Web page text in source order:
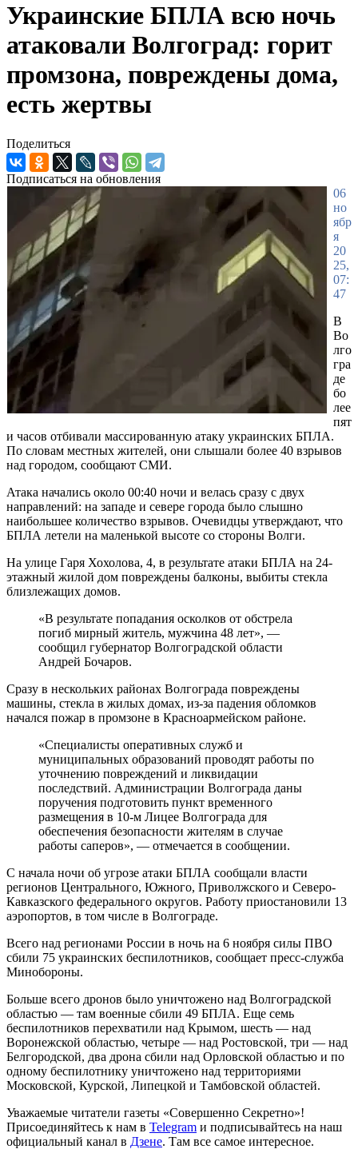
Украинские БПЛА всю ночь
атаковали Волгоград: горит
промзона, повреждены дома,
есть жертвы
Поделиться
Подписаться на обновления
06
но
ябр
я
20
25,
07:
47
В
Во
лго
гра
де
бо
лее
пят
и часов отбивали массированную атаку украинских БПЛА.
По словам местных жителей, они слышали более 40 взрывов
над городом, сообщают СМИ.
Атака начались около 00:40 ночи и велась сразу с двух
направлений: на западе и севере города было слышно
наибольшее количество взрывов. Очевидцы утверждают, что
БПЛА летели на маленькой высоте со стороны Волги.
На улице Гаря Хохолова, 4, в результате атаки БПЛА на 24-
этажный жилой дом повреждены балконы, выбиты стекла
близлежащих домов.
«В результате попадания осколков от обстрела
погиб мирный житель, мужчина 48 лет», —
сообщил губернатор Волгоградской области
Андрей Бочаров.
Сразу в нескольких районах Волгограда повреждены
машины, стекла в жилых домах, из-за падения обломков
начался пожар в промзоне в Красноармейском районе.
«Специалисты оперативных служб и
муниципальных образований проводят работы по
уточнению повреждений и ликвидации
последствий. Администрации Волгограда даны
поручения подготовить пункт временного
размещения в 10-м Лицее Волгограда для
обеспечения безопасности жителям в случае
работы саперов», — отмечается в сообщении.
С начала ночи об угрозе атаки БПЛА сообщали власти
регионов Центрального, Южного, Приволжского и Северо-
Кавказского федерального округов. Работу приостановили 13
аэропортов, в том числе в Волгограде.
Всего над регионами России в ночь на 6 ноября силы ПВО
сбили 75 украинских беспилотников, сообщает пресс-служба
Минобороны.
Больше всего дронов было уничтожено над Волгоградской
областью — там военные сбили 49 БПЛА. Еще семь
беспилотников перехватили над Крымом, шесть — над
Воронежской областью, четыре — над Ростовской, три — над
Белгородской, два дрона сбили над Орловской областью и по
одному беспилотнику уничтожено над территориями
Московской, Курской, Липецкой и Тамбовской областей.
Уважаемые читатели газеты «Совершенно Секретно»!
Присоединяйтесь к нам в Telegram и подписывайтесь на наш
официальный канал в Дзене. Там все самое интересное.